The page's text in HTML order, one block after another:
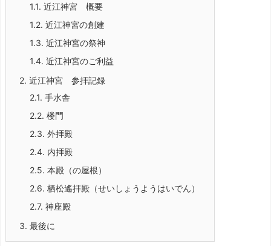
1.1. 近江神宮 概要
1.2. 近江神宮の創建
1.3. 近江神宮の祭神
1.4. 近江神宮のご利益
2. 近江神宮 参拝記録
2.1. 手水舎
2.2. 楼門
2.3. 外拝殿
2.4. 内拝殿
2.5. 本殿（の屋根）
2.6. 栖松遙拝殿（せいしょうようはいでん）
2.7. 神座殿
3. 最後に